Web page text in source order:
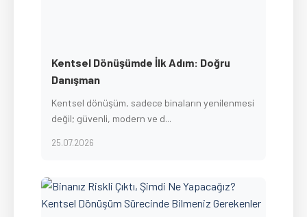
Kentsel Dönüşümde İlk Adım: Doğru
Danışman
Kentsel dönüşüm, sadece binaların yenilenmesi
değil; güvenli, modern ve d...
25.07.2026